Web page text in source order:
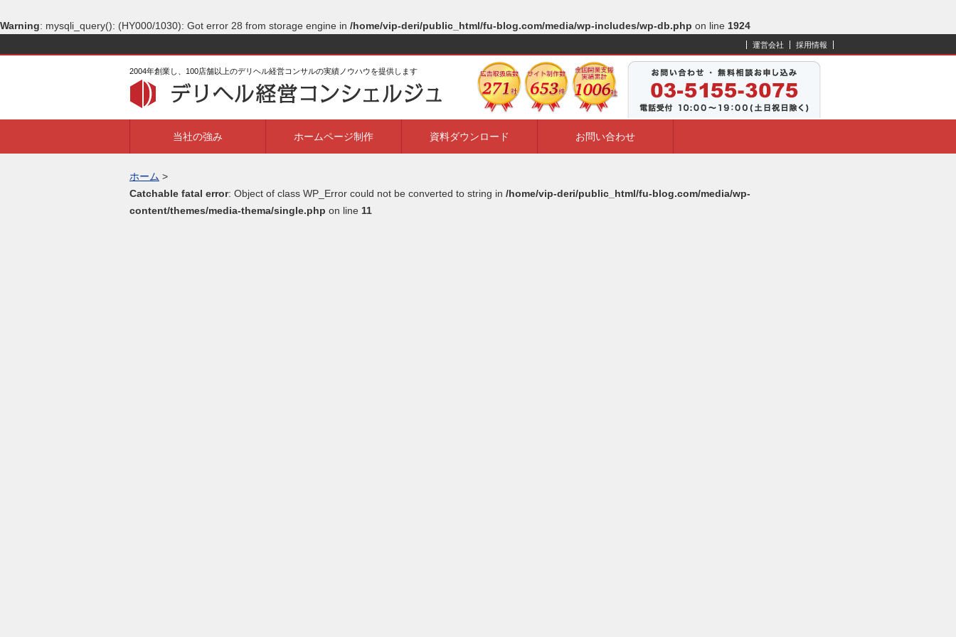
Warning: mysqli_query(): (HY000/1030): Got error 28 from storage engine in /home/vip-deri/public_html/fu-blog.com/media/wp-includes/wp-db.php on line 1924
2004年創業し、100店舗以上のデリヘル経営コンサルの実績ノウハウを提供します
運営会社 採用情報
当社の強み ホームページ制作 資料ダウンロード お問い合わせ
ホーム >
Catchable fatal error: Object of class WP_Error could not be converted to string in /home/vip-deri/public_html/fu-blog.com/media/wp-
content/themes/media-thema/single.php on line 11